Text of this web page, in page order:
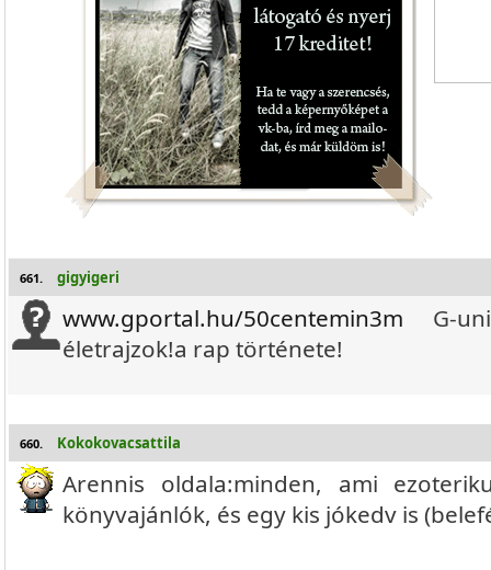
661. gigyigeri
www.gportal.hu/50centemin3m G-
életrajzok!a rap története!
660. Kokokovacsattila
Arennis oldala:minden, ami
könyvajánlók, és egy kis jókedv is